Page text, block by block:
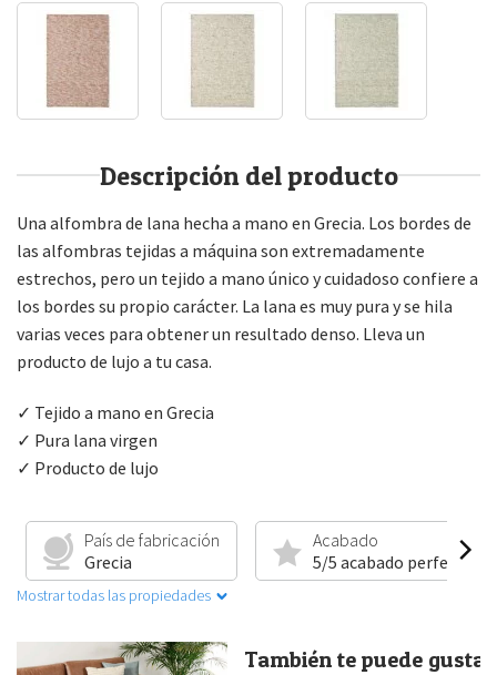
Descripción del producto
Una alfombra de lana hecha a mano en Grecia. Los bordes de
las alfombras tejidas a máquina son extremadamente
estrechos, pero un tejido a mano único y cuidadoso confiere a
los bordes su propio carácter. La lana es muy pura y se hila
varias veces para obtener un resultado denso. Lleva un
producto de lujo a tu casa.
✓ Tejido a mano en Grecia
✓ Pura lana virgen
✓ Producto de lujo
País de fabricación
Grecia
Acabado
5/5 acabado perfecto
Mostrar todas las propiedades
También te puede